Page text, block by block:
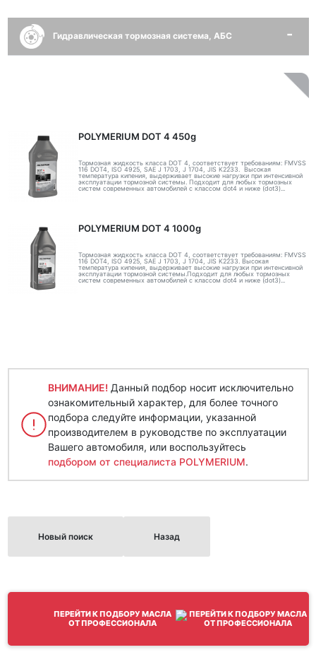
Гидравлическая тормозная система, АБС
POLYMERIUM DOT 4 450g
Тормозная жидкость класса DOT 4, соответствует требованиям: FMVSS
116 DOT4, ISO 4925, SAE J 1703, J 1704, JIS K2233. Высокая
температура кипения, выдерживает высокие нагрузки при интенсивной
эксплуатации тормозной системы. Подходит для любых тормозных
систем современных автомобилей с классом dot4 и ниже (dot3)...
POLYMERIUM DOT 4 1000g
Тормозная жидкость класса DOT 4, соответствует требованиям: FMVSS
116 DOT4, ISO 4925, SAE J 1703, J 1704, JIS K2233. Высокая
температура кипения, выдерживает высокие нагрузки при интенсивной
эксплуатации тормозной системы.Подходит для любых тормозных
систем современных автомобилей с классом dot4 и ниже (dot3)...
ВНИМАНИЕ! Данный подбор носит исключительно
ознакомительный характер, для более точного
подбора следуйте информации, указанной
производителем в руководстве по эксплуатации
Вашего автомобиля, или воспользуйтесь
подбором от специалиста POLYMERIUM.
Новый поиск Назад
ПЕРЕЙТИ К ПОДБОРУ МАСЛА
ОТ ПРОФЕССИОНАЛА